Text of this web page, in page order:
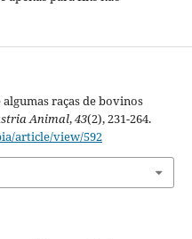
raças de bovinos
Animal,43(2), 231-264.
article/view/592